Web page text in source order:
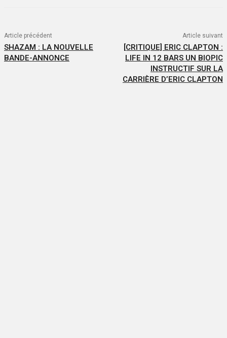
Article précédent
SHAZAM : LA NOUVELLE
BANDE-ANNONCE
Article suivant
[CRITIQUE] ERIC CLAPTON :
LIFE IN 12 BARS UN BIOPIC
INSTRUCTIF SUR LA
CARRIÈRE D’ERIC CLAPTON